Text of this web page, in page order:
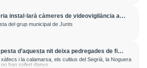
instal·larà càmeres de videovigilància a
Edil Saturnino, a l'estació
del grup municipal de Junts
d’aquesta nit deixa pedregades de fins
a Raimat, però la verema no pateix
significatives
xàfecs i la calamarsa, els cultius del Segrià, la Noguera
no han sofert danys